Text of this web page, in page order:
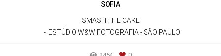
SOFIA
SMASH THE CAKE
ESTÚDIO W&W FOTOGRAFIA - SÃO PAULO